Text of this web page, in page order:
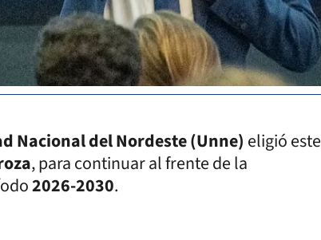
Nacional del Nordeste (Unne) eligió este
, para continuar al frente de la
2026-2030.